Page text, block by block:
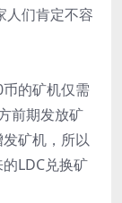
人们肯定不容
的矿机仅需
前期发放矿
矿机，所以
LDC兑换矿